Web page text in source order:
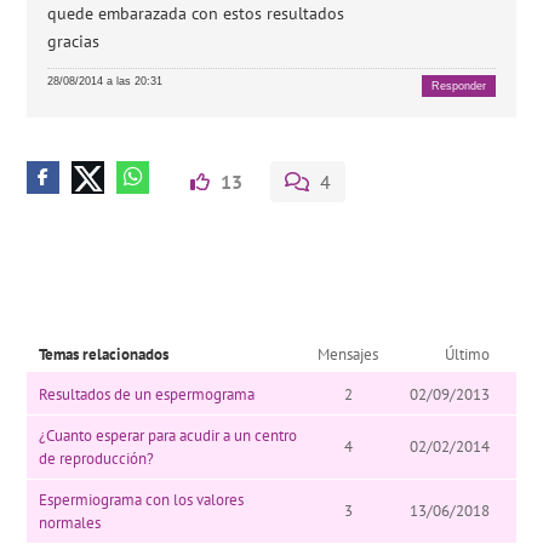
quede embarazada con estos resultados
gracias
28/08/2014 a las 20:31 Responder
13 4
Temas relacionados Mensajes
Último
Resultados de un espermograma
2
02/09/2013
¿Cuanto esperar para acudir a un centro
de reproducción?
4 02/02/2014
Espermiograma con los valores
normales
3 13/06/2018